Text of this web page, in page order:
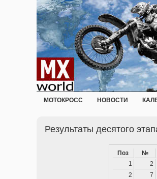
МОТОКРОСС НОВОСТИ
Результаты десятого
Поз №
1
2
2
7